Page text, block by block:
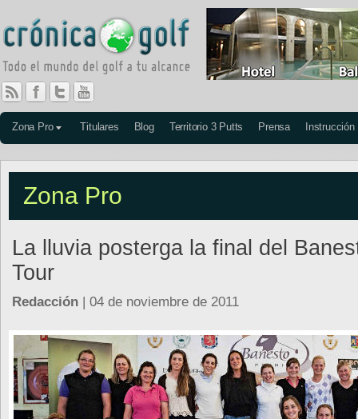
Zona Pro Titulares Blog Territorio 3 Putts Prensa Instrucción
Zona Pro
La lluvia posterga la final del
Tour
Redacción | 04 de noviembre de 2011